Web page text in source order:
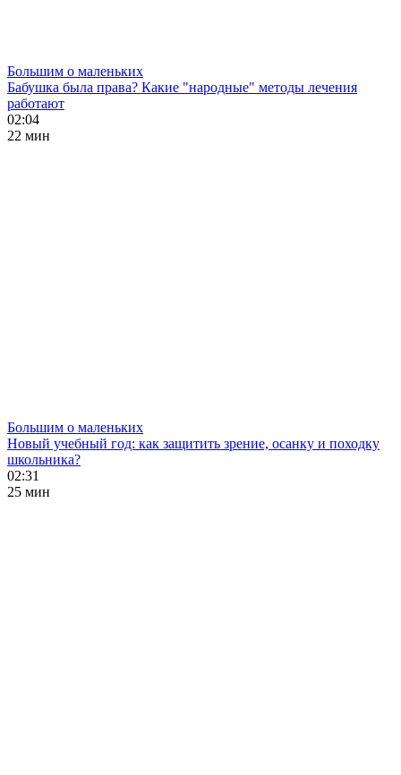
Большим о маленьких
Бабушка была права? Какие "народные" методы лечения
работают
02:04
22 мин
Большим о маленьких
Новый учебный год: как защитить зрение, осанку и походку
школьника?
02:31
25 мин